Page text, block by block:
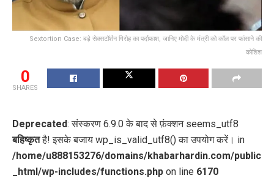
Sextortion Case: बड़े सेक्सटॉर्शन गिरोह का पर्दाफाश, जानिए मोदी के मंत्री को कॉल पर फांसाने की
कोशिश
0
SHARES
Deprecated: संस्करण 6.9.0 के बाद से फ़ंक्शन seems_utf8
बहिष्कृतहै! इसके बजाय wp_is_valid_utf8() का उपयोग करें। in
/home/u888153276/domains/khabarhardin.com/public
_html/wp-includes/functions.php on line 6170